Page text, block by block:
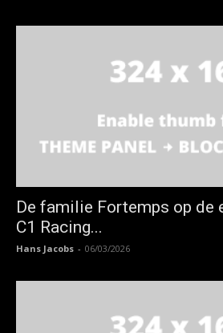
De familie Fortemps op de
C1 Racing...
Hans Jacobs - 06/03/2026